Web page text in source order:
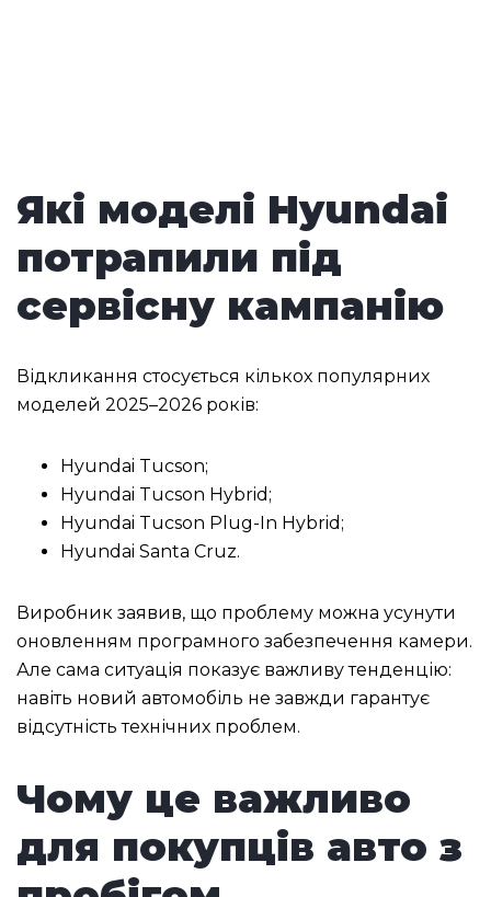
Які моделі Hyundai
потрапили під
сервісну кампанію
Відкликання стосується кількох популярних
моделей 2025–2026 років:
Hyundai Tucson;
Hyundai Tucson Hybrid;
Hyundai Tucson Plug-In Hybrid;
Hyundai Santa Cruz.
Виробник заявив, що проблему можна усунути
оновленням програмного забезпечення камери.
Але сама ситуація показує важливу тенденцію:
навіть новий автомобіль не завжди гарантує
відсутність технічних проблем.
Чому це важливо
для покупців авто з